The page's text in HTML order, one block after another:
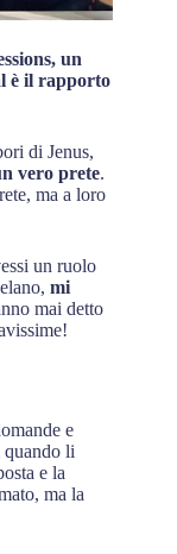
un
è il rapporto
di Jenus,
vero prete.
ma a loro
un ruolo
mi
mai detto
e
quando li
e la
ma la